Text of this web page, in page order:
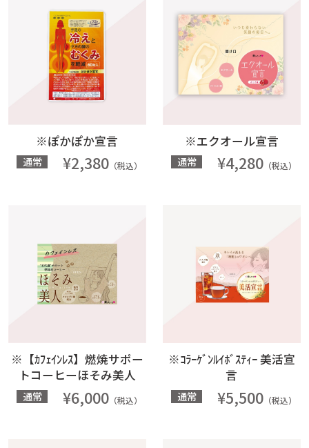
※ぽかぽか宣言
通常 ¥2,380 （税込）
※エクオール宣言
通常 ¥4,280 （税込）
※【ｶﾌｪｲﾝﾚｽ】燃焼サポー
トコーヒーほそみ美人
通常 ¥6,000 （税込）
※ｺﾗｰｹﾞﾝﾙｲﾎﾞｽﾃｨｰ 美活宣
言
通常 ¥5,500 （税込）